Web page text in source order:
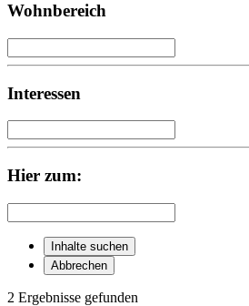
Wohnbereich
Interessen
Hier zum:
Inhalte suchen
Abbrechen
2 Ergebnisse gefunden